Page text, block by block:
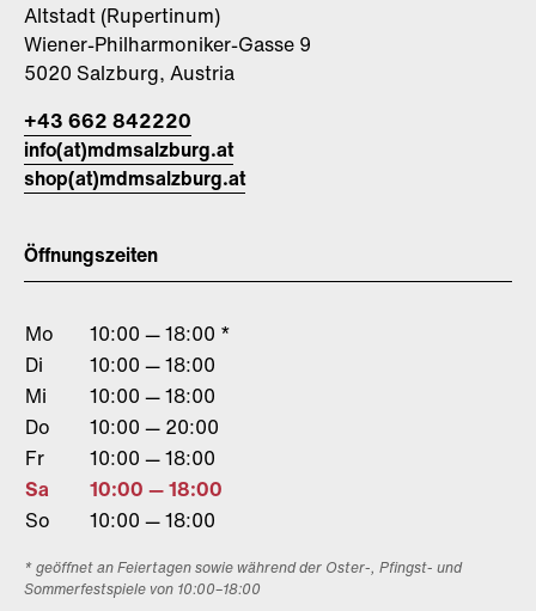
Altstadt (Rupertinum)
Wiener-Philharmoniker-Gasse 9
5020 Salzburg, Austria
+43 662 842220
info(at)mdmsalzburg.at
shop(at)mdmsalzburg.at
Öffnungszeiten
Mo
10:00 — 18:00 *
Di
10:00 — 18:00
Mi
10:00 — 18:00
Do
10:00 — 20:00
Fr
10:00 — 18:00
Sa
10:00 — 18:00
So
10:00 — 18:00
* geöffnet an Feiertagen sowie während der Oster-, Pfingst- und
Sommerfestspiele von 10:00–18:00